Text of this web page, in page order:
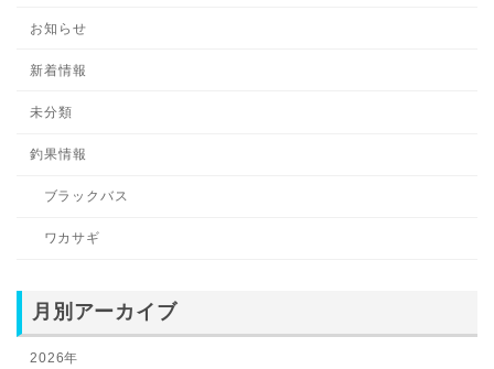
お知らせ
新着情報
未分類
釣果情報
ブラックバス
ワカサギ
月別アーカイブ
2026年